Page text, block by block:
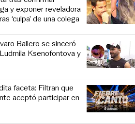
y exponer reveladora
‘culpa’ de una colega
Ballero se sinceró
Ksenofontova y
faceta: Filtran que
aceptó participar en